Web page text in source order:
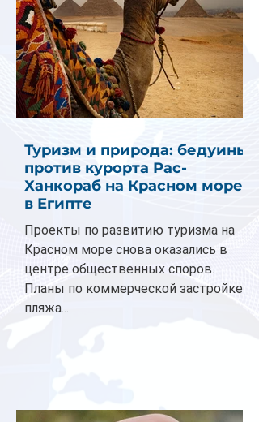
Туризм и природа: бедуины
против курорта Рас-
Ханкораб на Красном море
в Египте
Проекты по развитию туризма на
Красном море снова оказались в
центре общественных споров.
Планы по коммерческой застройке
пляжа...